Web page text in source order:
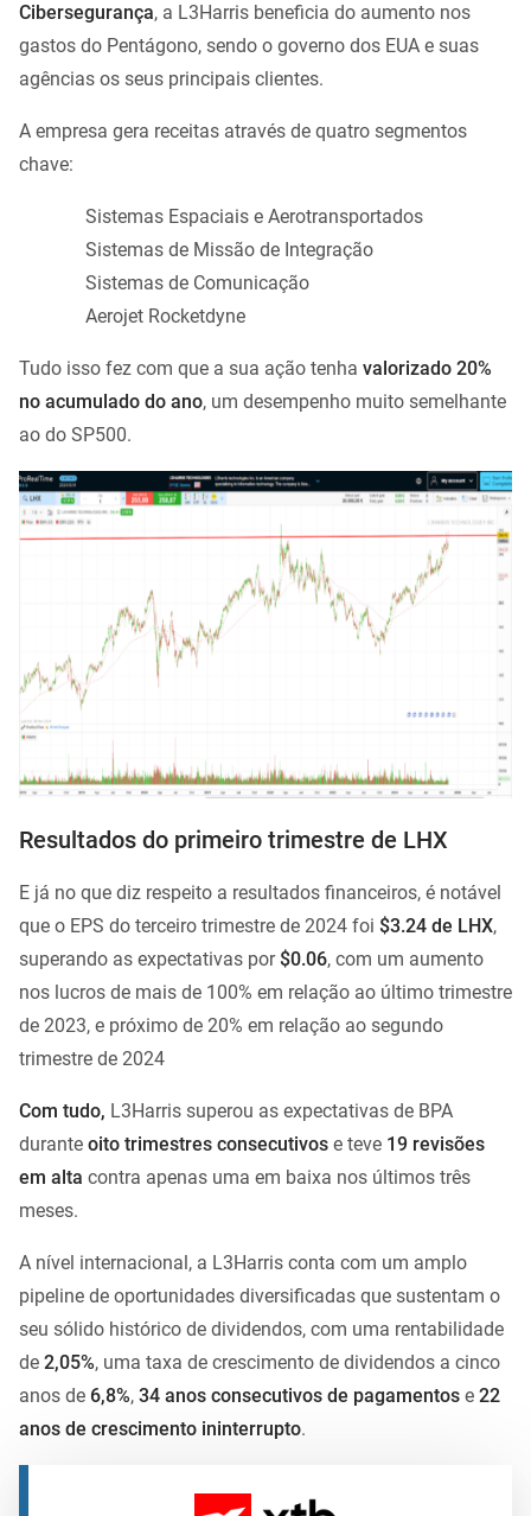
Cibersegurança, a L3Harris beneficia do aumento nos
gastos do Pentágono, sendo o governo dos EUA e suas
agências os seus principais clientes.
A empresa gera receitas através de quatro segmentos
chave:
Sistemas Espaciais e Aerotransportados
Sistemas de Missão de Integração
Sistemas de Comunicação
Aerojet Rocketdyne
Tudo isso fez com que a sua ação tenha valorizado 20%
no acumulado do ano, um desempenho muito semelhante
ao do SP500.
Resultados do primeiro trimestre de LHX
E já no que diz respeito a resultados financeiros, é notável
que o EPS do terceiro trimestre de 2024 foi $3.24 de LHX,
superando as expectativas por$0.06, com um aumento
nos lucros de mais de 100% em relação ao último trimestre
de 2023, e próximo de 20% em relação ao segundo
trimestre de 2024
Com tudo, L3Harris superou as expectativas de BPA
durante oito trimestres consecutivos e teve 19 revisões
em alta contra apenas uma em baixa nos últimos três
meses.
A nível internacional, a L3Harris conta com um amplo
pipeline de oportunidades diversificadas que sustentam o
seu sólido histórico de dividendos, com uma rentabilidade
de 2,05%, uma taxa de crescimento de dividendos a cinco
anos de 6,8%, 34 anos consecutivos de pagamentos e 22
anos de crescimento ininterrupto.